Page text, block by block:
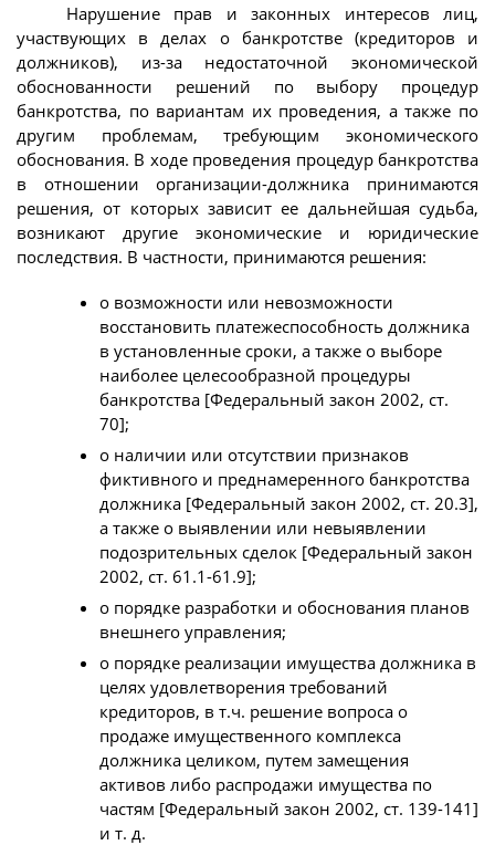
Нарушение прав и законных интересов лиц,
участвующих в делах о банкротстве (кредиторов и
должников), из-за недостаточной экономической
обоснованности решений по выбору процедур
банкротства, по вариантам их проведения, а также по
другим проблемам, требующим экономического
обоснования. В ходе проведения процедур банкротства
в отношении организации-должника принимаются
решения, от которых зависит ее дальнейшая судьба,
возникают другие экономические и юридические
последствия. В частности, принимаются решения:
о возможности или невозможности
восстановить платежеспособность должника
в установленные сроки, а также о выборе
наиболее целесообразной процедуры
банкротства [Федеральный закон 2002, ст.
70];
о наличии или отсутствии признаков
фиктивного и преднамеренного банкротства
должника [Федеральный закон 2002, ст. 20.3],
а также о выявлении или невыявлении
подозрительных сделок [Федеральный закон
2002, ст. 61.1-61.9];
о порядке разработки и обоснования планов
внешнего управления;
о порядке реализации имущества должника в
целях удовлетворения требований
кредиторов, в т.ч. решение вопроса о
продаже имущественного комплекса
должника целиком, путем замещения
активов либо распродажи имущества по
частям [Федеральный закон 2002, ст. 139-141]
и т. д.